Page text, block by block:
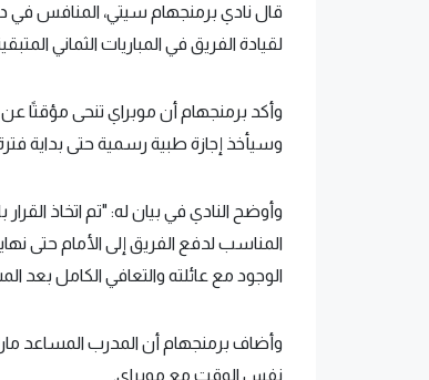
قال نادي برمنجهام سيتي، المنافس في
لقيادة الفريق في المباريات الثماني
وأكد برمنجهام أن موبراي تنحى مؤقتًا
وسيأخذ إجازة طبية رسمية حتى بداية فترة
وأوضح النادي في بيان له: "تم اتخاذ
الوجود مع عائلته والتعافي الكامل بعد
وأضاف برمنجهام أن المدرب المساعد
نفس الوقت مع موبراي.